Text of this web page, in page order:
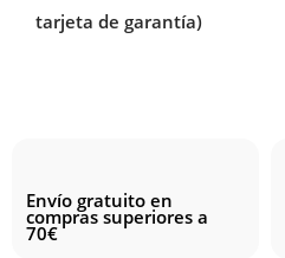
tarjeta de garantía)
Envío gratuito en
compras superiores a
70€